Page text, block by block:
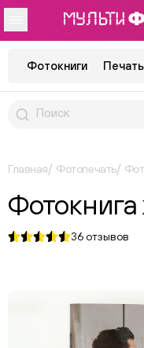
Фотокниги
Главная Фотопечать
36 отзывов